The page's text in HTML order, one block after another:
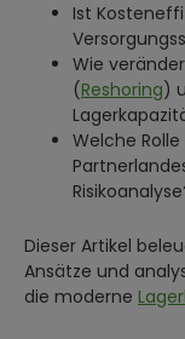
Ist
Wie
(Reshoring)
Welche
Dieser Artikel
Ansätze und
die moderne